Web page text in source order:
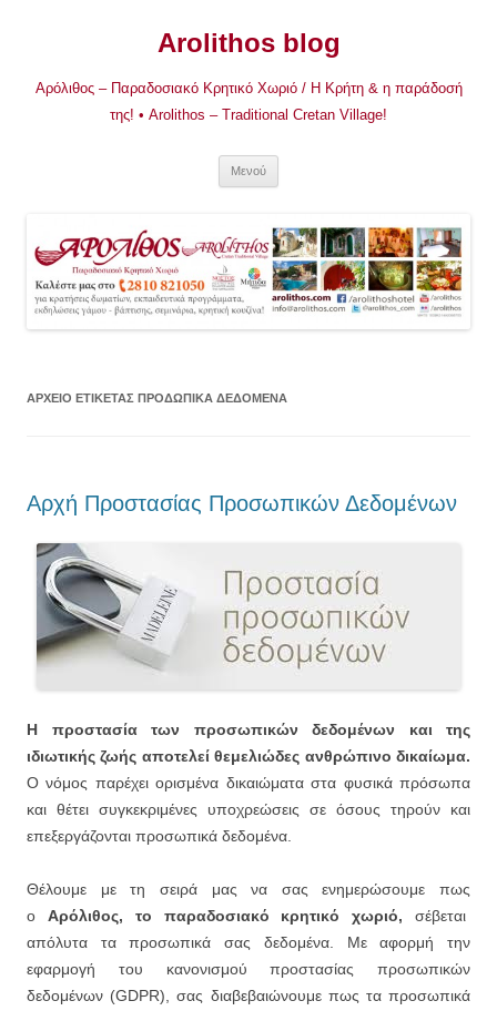
Arolithos blog
Αρόλιθος – Παραδοσιακό Κρητικό Χωριό / Η Κρήτη & η παράδοσή
της! • Arolithos – Traditional Cretan Village!
Μενού
ΑΡΧΕΊΟ ΕΤΙΚΈΤΑΣ ΠΡΟΔΩΠΙΚΆ ΔΕΔΟΜΈΝΑ
Αρχή Προστασίας Προσωπικών Δεδομένων
Η προστασία των προσωπικών δεδομένων και της
ιδιωτικής ζωής αποτελεί θεμελιώδες ανθρώπινο δικαίωμα.
Ο νόμος παρέχει ορισμένα δικαιώματα στα φυσικά πρόσωπα
και θέτει συγκεκριμένες υποχρεώσεις σε όσους τηρούν και
επεξεργάζονται προσωπικά δεδομένα.
Θέλουμε με τη σειρά μας να σας ενημερώσουμε πως
ο Αρόλιθος, το παραδοσιακό κρητικό χωριό, σέβεται
απόλυτα τα προσωπικά σας δεδομένα. Με αφορμή την
εφαρμογή του κανονισμού προστασίας προσωπικών
δεδομένων (GDPR), σας διαβεβαιώνουμε πως τα προσωπικά